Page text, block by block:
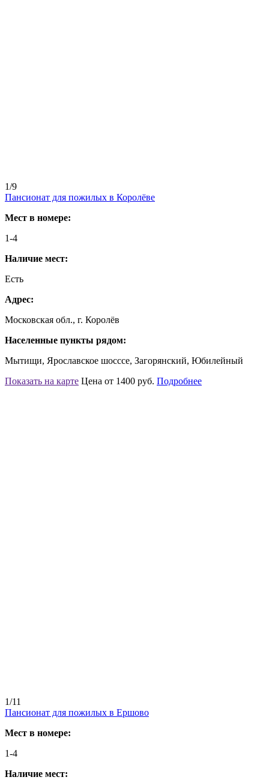
1/9
Пансионат для пожилых в Королёве
Мест в номере:
1-4
Наличие мест:
Есть
Адрес:
Московская обл., г. Королёв
Населенные пункты рядом:
Мытищи, Ярославское шосссе, Загорянский, Юбилейный
Показать на карте Цена от 1400 руб. Подробнее
1/11
Пансионат для пожилых в Ершово
Мест в номере:
1-4
Наличие мест: